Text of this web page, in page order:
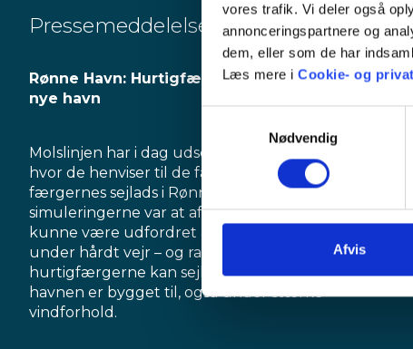
vores trafik. Vi deler også
annonceringspartnere og
dem, eller som de har
Læs mere i Cookie- og
Nødvendig
Afvis
Pressemeddelelse
Rønne Havn: Hurtigfærgerne sejler sikkert i den
nye havn
Molslinjen har i dag udsendt en pressemeddelelse,
hvor de henviser til de fælles simuleringer af
færgernes sejlads i Rønne Havn. Formålet med
simuleringerne var at afklare, om hurtigfærgerne
kunne være udfordret af det nye havnelayout
under hårdt vejr – og rapporten viser klart, at
hurtigfærgerne kan sejle sikkert, præcis som
havnen er bygget til, også under stærke
vindforhold.